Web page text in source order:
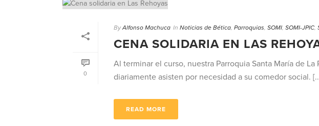
0
By Alfonso Machuca In Noticias de Bética, Parroquias, SOMI, SOMI-JPIC,
CENA SOLIDARIA EN LAS
Al terminar el curso, nuestra Parroquia Santa María de
diariamente asisten por necesidad a su comedor social.
READ MORE